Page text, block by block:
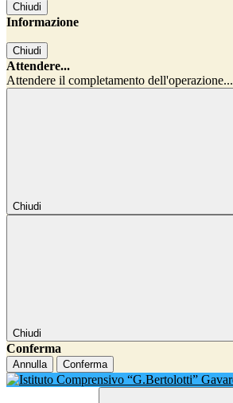
Chiudi
Informazione
Chiudi
Attendere...
Attendere il completamento dell'operazione...
Chiudi
Chiudi
Conferma
Annulla Conferma